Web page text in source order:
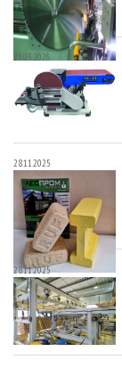
23.03.2026
28.11.2025
28.11.2025